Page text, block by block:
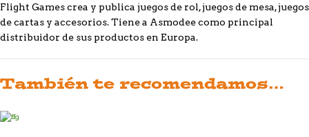
Flight Games crea y publica juegos de rol, juegos de mesa, juegos
de cartas y accesorios. Tiene a Asmodee como principal
distribuidor de sus productos en Europa.
También te recomendamos…